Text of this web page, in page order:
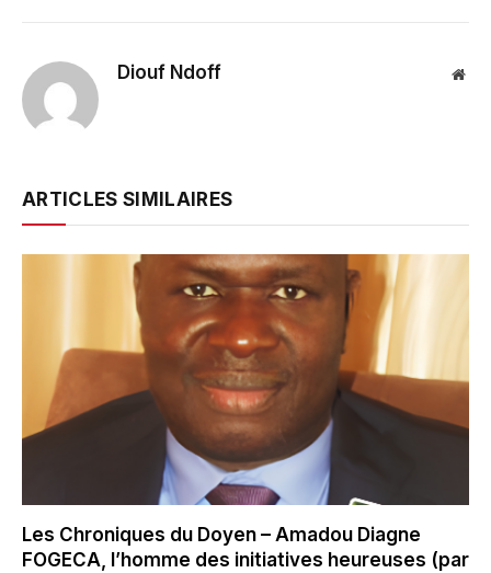
Diouf Ndoff
ARTICLES SIMILAIRES
Les Chroniques du Doyen – Amadou Diagne
FOGECA, l’homme des initiatives heureuses (par